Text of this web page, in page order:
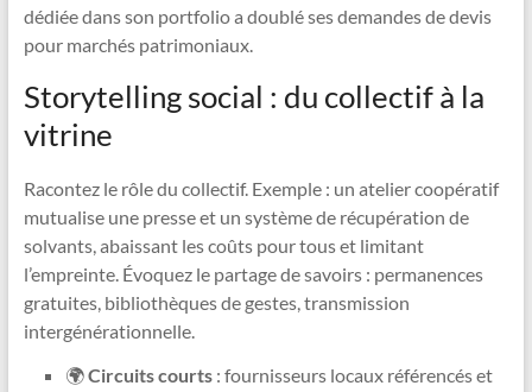
dédiée dans son portfolio a doublé ses demandes de devis
pour marchés patrimoniaux.
Storytelling social : du collectif à la
vitrine
Racontez le rôle du collectif. Exemple : un atelier coopératif
mutualise une presse et un système de récupération de
solvants, abaissant les coûts pour tous et limitant
l’empreinte. Évoquez le partage de savoirs : permanences
gratuites, bibliothèques de gestes, transmission
intergénérationnelle.
🌍Circuits courts: fournisseurs locaux référencés et